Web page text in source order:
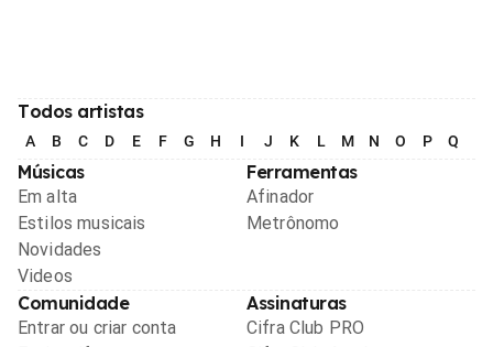
Todos artistas
A B C D E F G H I J K L M N O P Q
Músicas
Em alta
Estilos musicais
Novidades
Videos
Ferramentas
Afinador
Metrônomo
Comunidade
Entrar ou criar conta
Assinaturas
Cifra Club PRO